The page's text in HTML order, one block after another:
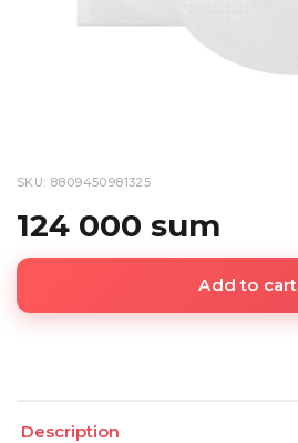
SKU: 8809450981325
124 000 sum
Add to cart
Description